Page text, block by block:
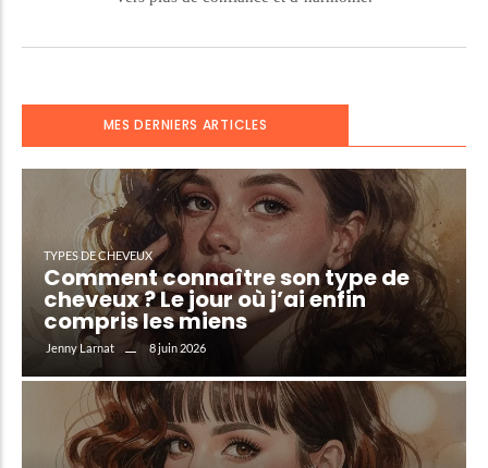
MES DERNIERS ARTICLES
TYPES DE CHEVEUX
Comment connaître son type de
cheveux ? Le jour où j’ai enfin
compris les miens
Jenny Larnat 8 juin 2026